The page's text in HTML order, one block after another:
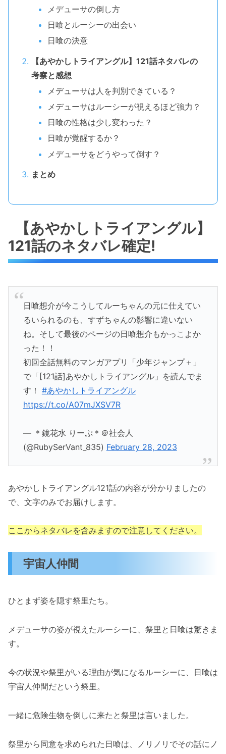
メデューサの倒し方
日喰とルーシーの出会い
日喰の決意
【あやかしトライアングル】121話ネタバレの
考察と感想
メデューサは人を判別できている？
メデューサはルーシーが視えるほど強力？
日喰の性格は少し変わった？
日喰が覚醒するか？
メデューサをどうやって倒す？
まとめ
【あやかしトライアングル】
121話のネタバレ確定!
日喰想介が今こうしてルーちゃんの元に仕えてい
るいられるのも、すずちゃんの影響に違いない
ね。そして最後のページの日喰想介もかっこよか
った！！
初回全話無料のマンガアプリ「少年ジャンプ＋」
で「[121話]あやかしトライアングル」を読んでま
す！ #あやかしトライアングル
https://t.co/A07mJXSV7R
— ＊鏡花水 りーぷ＊＠社会人
(@RubySerVant_835) February 28, 2023
あやかしトライアングル121話の内容が分かりましたの
で、文字のみでお届けします。
ここからネタバレを含みますので注意してください。
宇宙人仲間
ひとまず姿を隠す祭里たち。
メデューサの姿が視えたルーシーに、祭里と日喰は驚きま
す。
今の状況や祭里がいる理由が気になるルーシーに、日喰は
宇宙人仲間だという祭里。
一緒に危険生物を倒しに来たと祭里は言いました。
祭里から同意を求められた日喰は、ノリノリでその話にノ